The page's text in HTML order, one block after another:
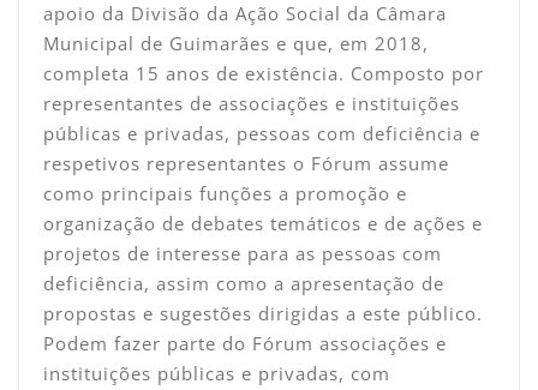
apoio da Divisão da Ação Social da Câmara
Municipal de Guimarães e que, em 2018,
completa 15 anos de existência. Composto por
representantes de associações e instituições
públicas e privadas, pessoas com deficiência e
respetivos representantes o Fórum assume
como principais funções a promoção e
organização de debates temáticos e de ações e
projetos de interesse para as pessoas com
deficiência, assim como a apresentação de
propostas e sugestões dirigidas a este público.
Podem fazer parte do Fórum associações e
instituições públicas e privadas, com